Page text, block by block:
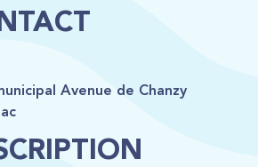
Avenue de Chanzy